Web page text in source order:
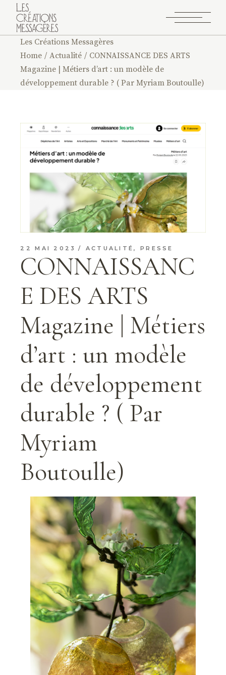
Les Créations Messagères
Home
Actualité
CONNAISSANCE DES ARTS
Magazine | Métiers d’art : un modèle de
développement durable ? ( Par Myriam Boutoulle)
22 MAI 2023 ACTUALITÉ, PRESSE
CONNAISSANC
E DES ARTS
Magazine | Métiers
d’art : un modèle
de développement
durable ? ( Par
Myriam
Boutoulle)